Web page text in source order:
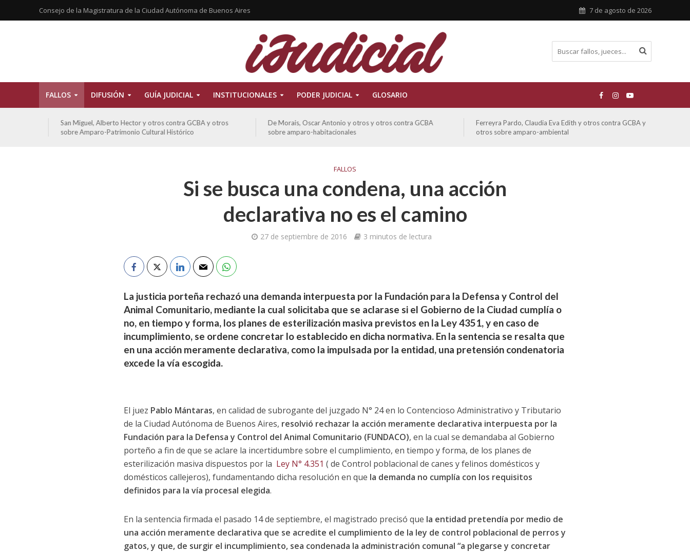
Consejo de la Magistratura de la Ciudad Autónoma de Buenos Aires 7 de agosto de 2026
FALLOS DIFUSIÓN GUÍA JUDICIAL INSTITUCIONALES PODER JUDICIAL GLOSARIO
San Miguel, Alberto Hector y otros contra GCBA y otros
sobre Amparo-Patrimonio Cultural Histórico
De Morais, Oscar Antonio y otros y otros contra GCBA
sobre amparo-habitacionales
Ferreyra Pardo, Claudia Eva Edith y otros contra GCBA y
otros sobre amparo-ambiental
FALLOS
Si se busca una condena, una acción
declarativa no es el camino
27 de septiembre de 2016 3 minutos de lectura
La justicia porteña rechazó una demanda interpuesta por la Fundación para la Defensa y Control del
Animal Comunitario, mediante la cual solicitaba que se aclarase si el Gobierno de la Ciudad cumplía o
no, en tiempo y forma, los planes de esterilización masiva previstos en la Ley 4351, y en caso de
incumplimiento, se ordene concretar lo establecido en dicha normativa. En la sentencia se resalta que
en una acción meramente declarativa, como la impulsada por la entidad, una pretensión condenatoria
excede la vía escogida.
El juez Pablo Mántaras, en calidad de subrogante del juzgado N° 24 en lo Contencioso Administrativo y Tributario
de la Ciudad Autónoma de Buenos Aires, resolvió rechazar la acción meramente declarativa interpuesta por la
Fundación para la Defensa y Control del Animal Comunitario (FUNDACO), en la cual se demandaba al Gobierno
porteño a fin de que se aclare la incertidumbre sobre el cumplimiento, en tiempo y forma, de los planes de
esterilización masiva dispuestos por la Ley N° 4.351 ( de Control poblacional de canes y felinos domésticos y
domésticos callejeros), fundamentando dicha resolución en que la demanda no cumplía con los requisitos
definidos para la vía procesal elegida.
En la sentencia firmada el pasado 14 de septiembre, el magistrado precisó que la entidad pretendía por medio de
una acción meramente declarativa que se acredite el cumplimiento de la ley de control poblacional de perros y
gatos, y que, de surgir el incumplimiento, sea condenada la administración comunal “a plegarse y concretar